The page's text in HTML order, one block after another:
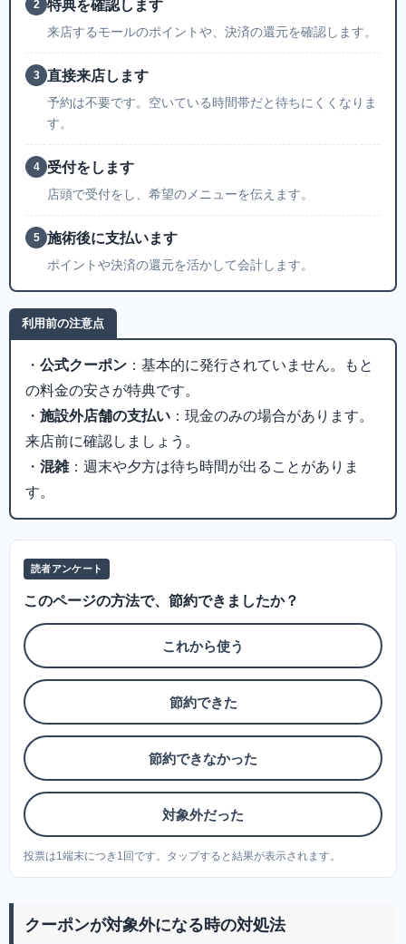
2 特典を確認します
来店するモールのポイントや、決済の還元を確認します。
3 直接来店します
予約は不要です。空いている時間帯だと待ちにくくなりま
す。
4 受付をします
店頭で受付をし、希望のメニューを伝えます。
5 施術後に支払います
ポイントや決済の還元を活かして会計します。
利用前の注意点
・ 公式クーポン ：基本的に発行されていません。もと
の料金の安さが特典です。
・ 施設外店舗の支払い ：現金のみの場合があります。
来店前に確認しましょう。
・ 混雑：週末や夕方は待ち時間が出ることがありま
す。
読者アンケート
このページの方法で、節約できましたか？
これから使う
節約できた
節約できなかった
対象外だった
投票は1端末につき1回です。タップすると結果が表示されます。
クーポンが対象外になる時の対処法